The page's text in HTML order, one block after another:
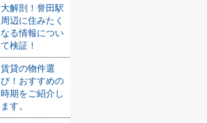
大解剖！誉田駅
周辺に住みたく
なる情報につい
て検証！
賃貸の物件選
び！おすすめの
時期をご紹介し
ます。